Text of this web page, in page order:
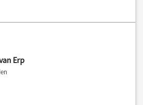
Erp